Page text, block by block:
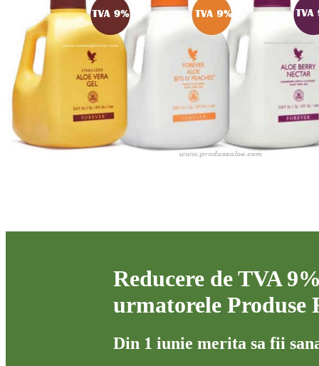
Reducere de TVA
urmatorele Produse
Din 1 iunie merita sa fii